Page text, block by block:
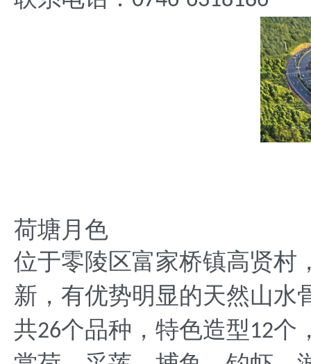
荷塘月色
位于零陵区富家桥镇高贤村
新，有优势明显的天然山水
共26个品种，特色造型12个